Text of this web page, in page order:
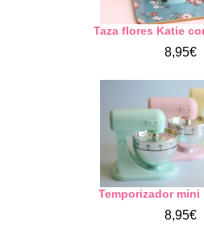
Taza flores Katie
8,95€
Temporizador
8,95€